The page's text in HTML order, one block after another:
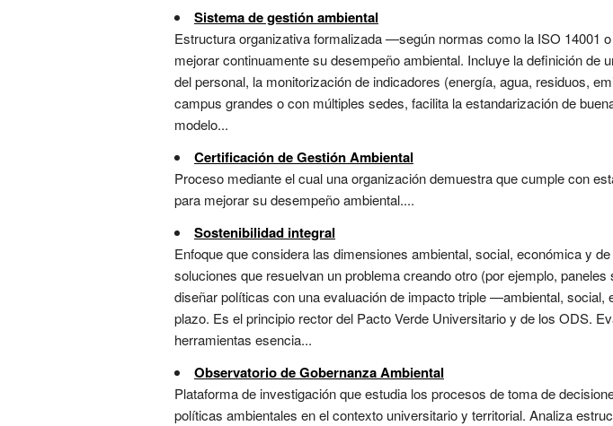
Sistema de gestión ambiental
Estructura organizativa formalizada —según normas como la ISO 14001
mejorar continuamente su desempeño ambiental. Incluye la definición
del personal, la monitorización de indicadores (energía, agua, residuos,
campus grandes o con múltiples sedes, facilita la estandarización de
modelo...
Certificación de Gestión Ambiental
Proceso mediante el cual una organización demuestra que cumple con
para mejorar su desempeño ambiental....
Sostenibilidad integral
Enfoque que considera las dimensiones ambiental, social, económica y
soluciones que resuelvan un problema creando otro (por ejemplo,
diseñar políticas con una evaluación de impacto triple —ambiental,
plazo. Es el principio rector del Pacto Verde Universitario y de los ODS.
herramientas esencia...
Observatorio de Gobernanza Ambiental
Plataforma de investigación que estudia los procesos de toma de
políticas ambientales en el contexto universitario y territorial. Analiza